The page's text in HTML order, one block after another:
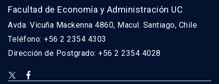
Facultad de Economía y Administración UC
Avda. Vicuña Mackenna 4860, Macul. Santiago, Chile
Teléfono: +56 2 2354 4303
Dirección de Postgrado: +56 2 2354 4028